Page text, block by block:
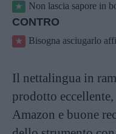
Non lascia sapore in
CONTRO
Bisogna asciugarlo
Il nettalingua in
prodotto
Amazon e buone